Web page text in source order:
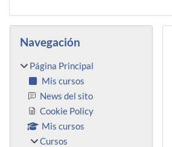
Bloques
Navegación
Página Principal
Mis cursos
News del sito
Cookie Policy
Mis cursos
Cursos